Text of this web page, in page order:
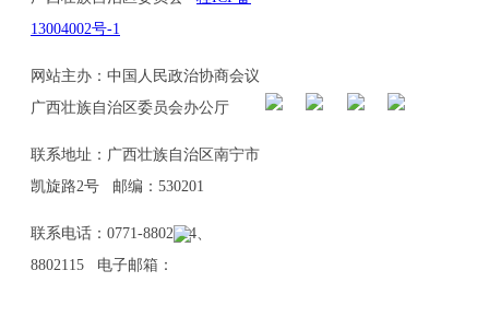
13004002号-1
网站主办：中国人民政治协商会议
广西壮族自治区委员会办公厅
联系地址：广西壮族自治区南宁市
凯旋路2号 邮编：530201
联系电话：0771-8802114、
8802115 电子邮箱：